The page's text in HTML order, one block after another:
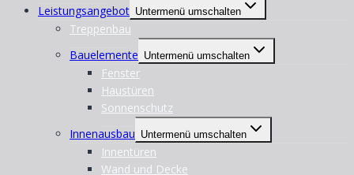
Leistungsangebot Untermenü umschalten
Treppenbau
Bauelemente Untermenü umschalten
Fenster
Haustüren
Sonnenschutz
Innenausbau Untermenü umschalten
Innentüren
Wand und Decke